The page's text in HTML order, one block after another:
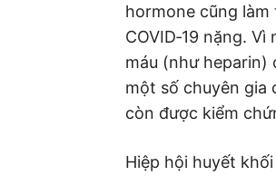
hormone cũng
COVID‐19 nặng.
máu (như heparin)
một số chuyên gia
còn được kiểm
Hiệp hội huyết